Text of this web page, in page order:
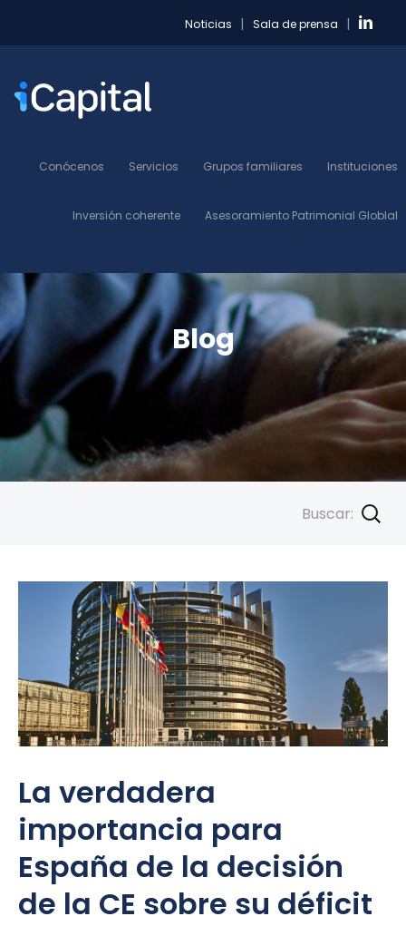
Noticias Sala de prensa
Conócenos Servicios Grupos familiares Instituciones
Inversión coherente Asesoramiento Patrimonial Globlal
Blog
Buscar:
La verdadera
importancia para
España de la decisión
de la CE sobre su déficit